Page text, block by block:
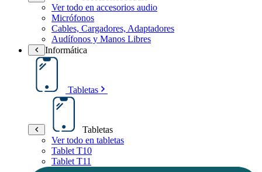
Ver todo en accesorios audio
Micrófonos
Cables, Cargadores, Adaptadores
Audífonos y Manos Libres
Informática
Tabletas
Tabletas
Ver todo en tabletas
Tablet T10
Tablet T11